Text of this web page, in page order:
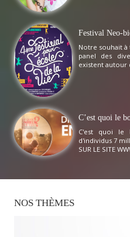
Festival Neo-
Notre souhait
panel des
existent autour
C’est quoi le
C'est quoi le
d'individus 7
SUR LE SITE
NOS THÈMES